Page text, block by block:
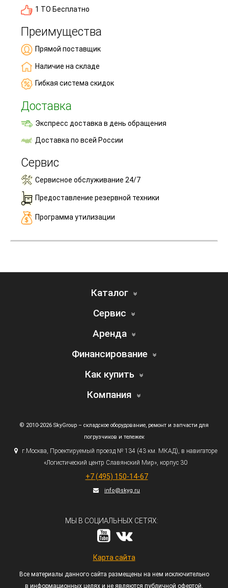
1 ТО Бесплатно
Преимущества
Прямой поставщик
Наличие на складе
Гибкая система скидок
Доставка
Экспресс доставка в день обращения
Доставка по всей России
Сервис
Сервисное обслуживание 24/7
Предоставление резервной техники
Программа утилизации
Каталог
Сервис
Аренда
Финансирование
Как купить
Компания
© 2010-2026 SkyGroup – складское оборудование, ремонт и запчасти для
погрузчиков и тележек
г.Москва, Проектируемый проезд № 134 (43км. МКАД), в навигаторе
«Логистический центр Славянский Мир», корпус 30
+7 (495) 150-14-67
info@skyg.ru
МЫ В СОЦИАЛЬНЫХ СЕТЯХ:
Карта сайта
Все материалы данного сайта размещены на нем исключительно
в информационных целях и не являются публичной офертой,